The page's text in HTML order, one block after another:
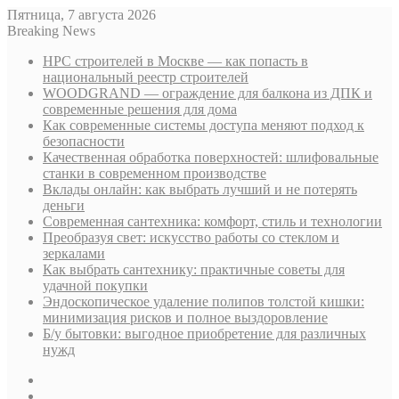
Пятница, 7 августа 2026
Breaking News
НРС строителей в Москве — как попасть в
национальный реестр строителей
WOODGRAND — ограждение для балкона из ДПК и
современные решения для дома
Как современные системы доступа меняют подход к
безопасности
Качественная обработка поверхностей: шлифовальные
станки в современном производстве
Вклады онлайн: как выбрать лучший и не потерять
деньги
Современная сантехника: комфорт, стиль и технологии
Преобразуя свет: искусство работы со стеклом и
зеркалами
Как выбрать сантехнику: практичные советы для
удачной покупки
Эндоскопическое удаление полипов толстой кишки:
минимизация рисков и полное выздоровление
Б/у бытовки: выгодное приобретение для различных
нужд